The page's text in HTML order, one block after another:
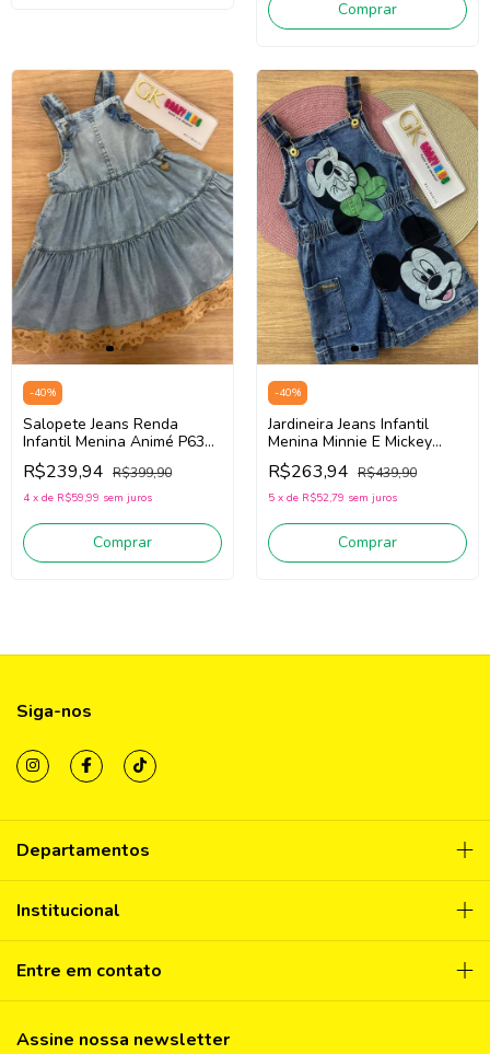
Comprar
-40%
Salopete Jeans Renda
Infantil Menina Animé P6384
(Jeans Claro)
R$239,94 R$399,90
4 x de R$59,99 sem juros
Comprar
-40%
Jardineira Jeans Infantil
Menina Minnie E Mickey
Animé N4993 (Jeans Médio)
R$263,94 R$439,90
5 x de R$52,79 sem juros
Comprar
Siga-nos
Departamentos
Institucional
Entre em contato
Assine nossa newsletter